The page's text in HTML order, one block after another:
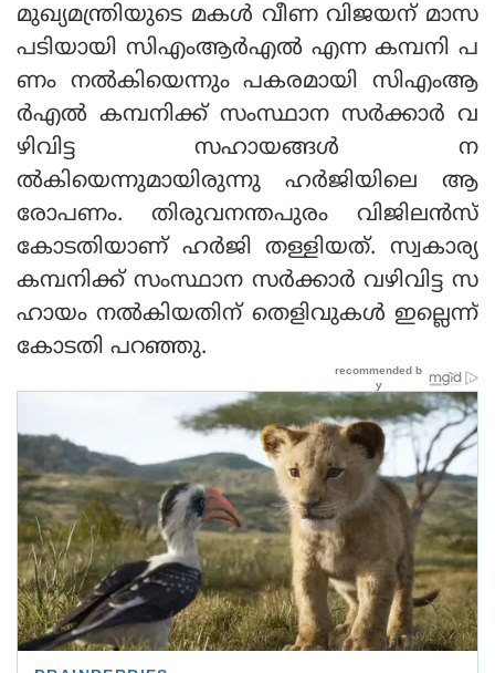
മുഖ്യമന്ത്രിയുടെ മകള്‍ വീണ വിജയന് മാസ
പടിയായി സിഎംആര്‍എല്‍ എന്ന കമ്പനി പ
ണം നല്‍കിയെന്നും പകരമായി സിഎംആ
ര്‍എല്‍ കമ്പനിക്ക് സംസ്ഥാന സര്‍ക്കാര്‍ വ
ഴിവിട്ട സഹായങ്ങള്‍ ന
ല്‍കിയെന്നുമായിരുന്നു ഹര്‍ജിയിലെ ആ
രോപണം. തിരുവനന്തപുരം വിജിലന്‍സ്
കോടതിയാണ് ഹര്‍ജി തള്ളിയത്. സ്വകാര്യ
കമ്പനിക്ക് സംസ്ഥാന സര്‍ക്കാര്‍ വഴിവിട്ട സ
ഹായം നല്‍കിയതിന് തെളിവുകള്‍ ഇല്ലെന്ന്
കോടതി പറഞ്ഞു.